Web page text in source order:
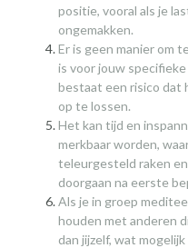
positie, vooral als je
ongemakken.
Er is geen manier om
is voor jouw
bestaat een risico
op te lossen.
Het kan tijd en
merkbaar worden,
teleurgesteld raken
doorgaan na eerste
Als je in groep
houden met anderen
dan jijzelf, wat